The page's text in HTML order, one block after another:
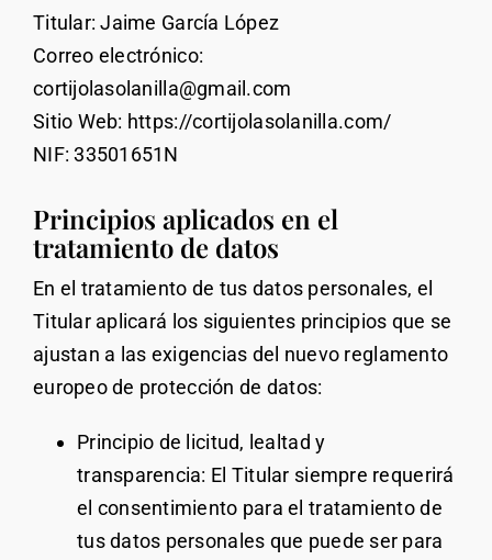
Titular: Jaime García López
Correo electrónico:
cortijolasolanilla@gmail.com
Sitio Web: https://cortijolasolanilla.com/
NIF: 33501651N
Principios aplicados en el
tratamiento de datos
En el tratamiento de tus datos personales, el
Titular aplicará los siguientes principios que se
ajustan a las exigencias del nuevo reglamento
europeo de protección de datos:
Principio de licitud, lealtad y
transparencia: El Titular siempre requerirá
el consentimiento para el tratamiento de
tus datos personales que puede ser para